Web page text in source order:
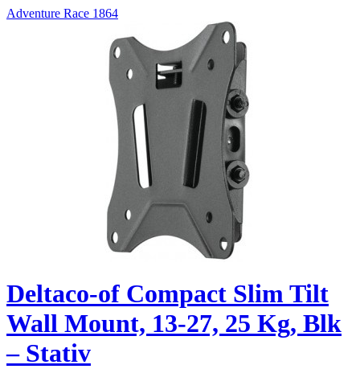
Adventure Race 1864
Deltaco-of Compact Slim Tilt
Wall Mount, 13-27, 25 Kg, Blk
– Stativ